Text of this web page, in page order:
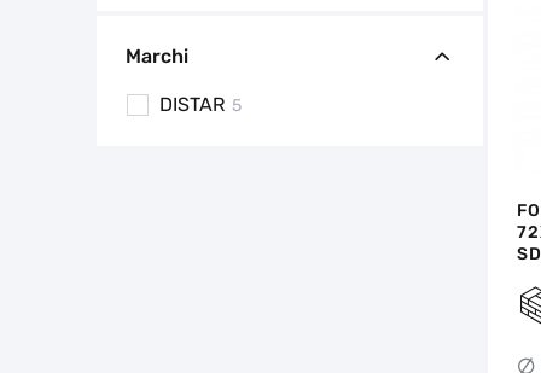
Marchi
DISTAR 5